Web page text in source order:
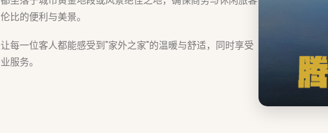
比的便利与美景。
每一位客人都能感受到"家外之家"的温暖与舒适，同时享受
服务。